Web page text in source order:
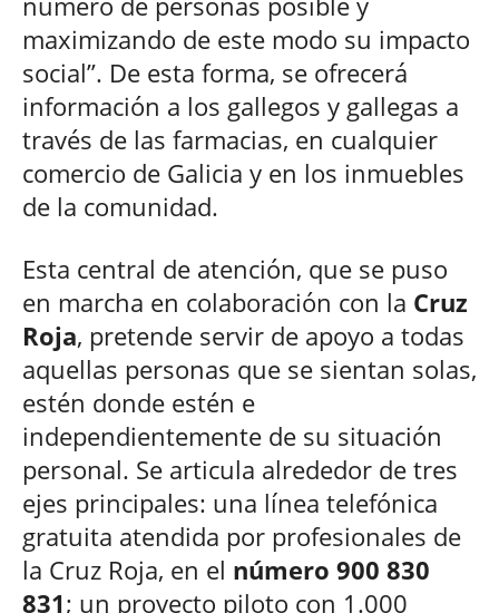
maximizando de este modo su impacto
social”. De esta forma, se ofrecerá
información a los gallegos y gallegas a
través de las farmacias, en cualquier
comercio de Galicia y en los inmuebles
de la comunidad.
Esta central de atención, que se puso
en marcha en colaboración con la Cruz
Roja, pretende servir de apoyo a todas
aquellas personas que se sientan solas,
estén donde estén e
independientemente de su situación
personal. Se articula alrededor de tres
ejes principales: una línea telefónica
gratuita atendida por profesionales de
la Cruz Roja, en el número 900 830
831; un proyecto piloto con 1.000